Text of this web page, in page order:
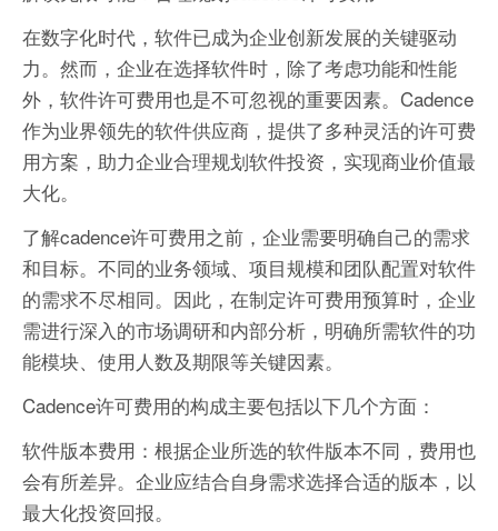
在数字化时代，软件已成为企业创新发展的关键驱动
力。然而，企业在选择软件时，除了考虑功能和性能
外，软件许可费用也是不可忽视的重要因素。Cadence
作为业界领先的软件供应商，提供了多种灵活的许可费
用方案，助力企业合理规划软件投资，实现商业价值最
大化。
了解cadence许可费用之前，企业需要明确自己的需求
和目标。不同的业务领域、项目规模和团队配置对软件
的需求不尽相同。因此，在制定许可费用预算时，企业
需进行深入的市场调研和内部分析，明确所需软件的功
能模块、使用人数及期限等关键因素。
Cadence许可费用的构成主要包括以下几个方面：
软件版本费用：根据企业所选的软件版本不同，费用也
会有所差异。企业应结合自身需求选择合适的版本，以
最大化投资回报。